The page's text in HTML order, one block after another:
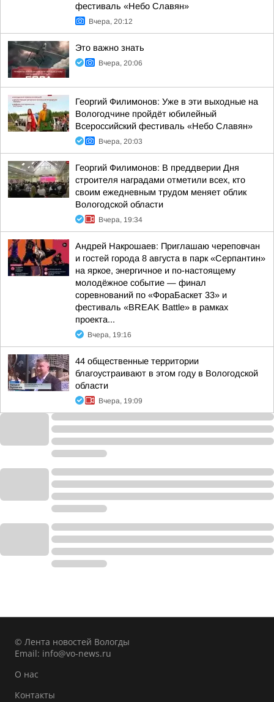
фестиваль «Небо Славян»
Вчера, 20:12
Это важно знать
Вчера, 20:06
Георгий Филимонов: Уже в эти выходные на
Вологодчине пройдёт юбилейный
Всероссийский фестиваль «Небо Славян»
Вчера, 20:03
Георгий Филимонов: В преддверии Дня
строителя наградами отметили всех, кто
своим ежедневным трудом меняет облик
Вологодской области
Вчера, 19:34
Андрей Накрошаев: Приглашаю череповчан
и гостей города 8 августа в парк «Серпантин»
на яркое, энергичное и по-настоящему
молодёжное событие — финал
соревнований по «ФораБаскет 33» и
фестиваль «BREAK Battle» в рамках
проекта...
Вчера, 19:16
44 общественные территории
благоустраивают в этом году в Вологодской
области
Вчера, 19:09
© Лента новостей Вологды
Email: info@vo-news.ru
О нас
Контакты